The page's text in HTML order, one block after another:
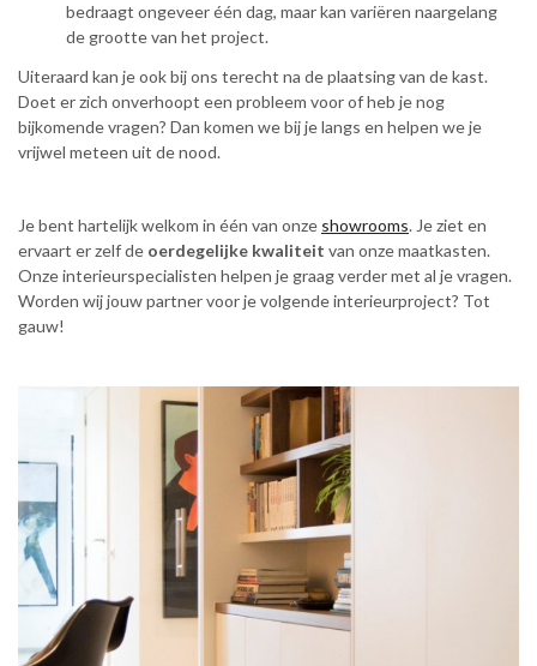
bedraagt ongeveer één dag, maar kan variëren naargelang
de grootte van het project.
Uiteraard kan je ook bij ons terecht na de plaatsing van de kast.
Doet er zich onverhoopt een probleem voor of heb je nog
bijkomende vragen? Dan komen we bij je langs en helpen we je
vrijwel meteen uit de nood.
Je bent hartelijk welkom in één van onze showrooms. Je ziet en
ervaart er zelf de oerdegelijke kwaliteit van onze maatkasten.
Onze interieurspecialisten helpen je graag verder met al je vragen.
Worden wij jouw partner voor je volgende interieurproject? Tot
gauw!